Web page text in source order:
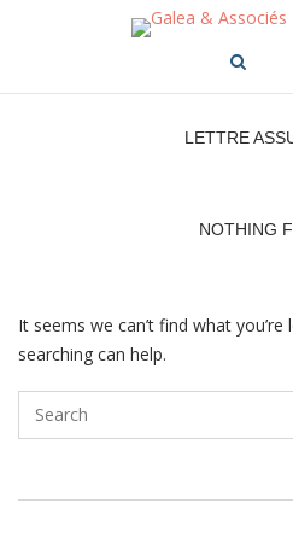
LETTRE
NOTHING
It seems we can’t find what
searching can help.